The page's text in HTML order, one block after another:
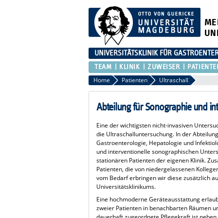
UNIVERSITÄTSKLINIK FÜR
TEAM KLINIK ZUWEISER
Home Patienten Ultraschall
Abteilung für Sonographie und
Eine der wichtigsten nicht-invasiven
die Ultraschalluntersuchung. In der
Gastroenterologie, Hepatologie und
und interventionelle sonographischen
stationären Patienten der eigenen Klinik.
Patienten, die von niedergelassenen
vom Bedarf erbringen wir diese zusätzlich
Universitätsklinikums.
Eine hochmoderne Geräteausstattung
zweier Patienten in benachbarten Räumen